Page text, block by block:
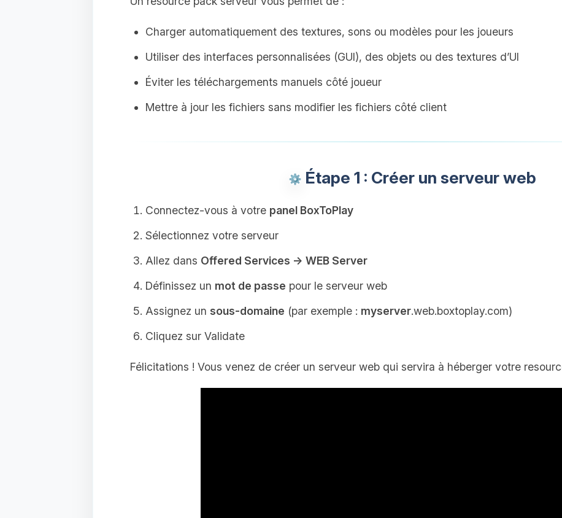
Charger automatiquement des textures, sons ou modèles pour les joueurs
Utiliser des interfaces personnalisées (GUI), des objets ou des textures d’UI
Éviter les téléchargements manuels côté joueur
Mettre à jour les fichiers sans modifier les fichiers côté client
Étape 1 : Créer un serveur web
Connectez-vous à votre panel BoxToPlay
Sélectionnez votre serveur
Allez dans Offered Services → WEB Server
Définissez un mot de passe pour le serveur web
Assignez un sous-domaine (par exemple : myserver.web.boxtoplay.com)
Cliquez sur Validate
Félicitations ! Vous venez de créer un serveur web qui servira à héberger votre